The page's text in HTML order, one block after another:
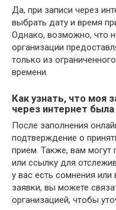
Да, при записи через
выбрать дату и время
Однако, возможно, что
организации
только из
времени.
Как узнать, что моя
через интернет
После заполнения
подтверждение о
прием. Также, вам могут
или ссылку для
у вас есть сомнения
заявки, вы можете
организацией, чтобы